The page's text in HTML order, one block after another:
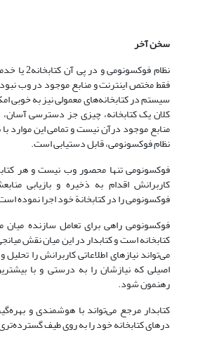
سخن آخر
نظام
فقط مختص اینترنت و منابع موجود در وب
سیستم در کتابخانه‌های معمولی نیز به خوبی
کلان یک کتابخانه، چیزی جز دسترسی
منابع موجود درآن نیست و تمامی این موارد
نظام فوکسونومی، قابل دستیابی است.
فوکسونومی تنها محصور وب نیست و هر
کاربرانش اقدام به ذخیره و بازیابی
فوکسونومی را در کتابخانة خود اجرا نموده
فوکسونومی راهی برای تعامل سازنده میان
کتابخانه است و کتابدار در این میان نقش
می‌تواند نیازهای اطلاعاتی کاربرانش را تحلیل و
اصیلی که نیازشان را به درستی و با
رهنمون شود.
کتابدار مرجع می‌تواند با هوشمندی و
درهای کتابخانه خود را به روی طیف